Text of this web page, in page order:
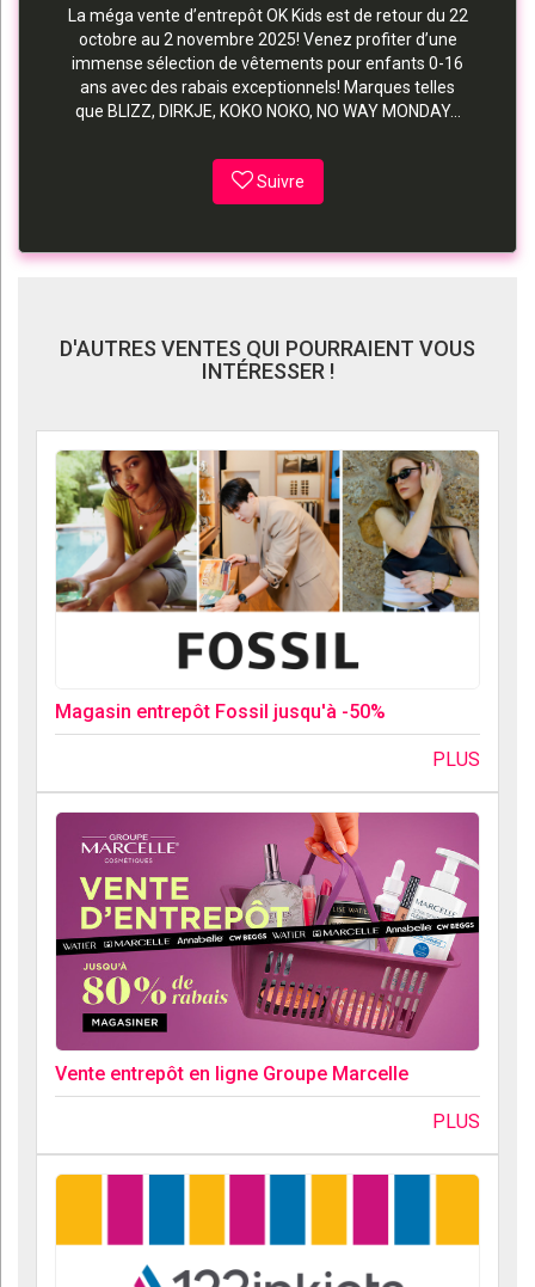
La méga vente d’entrepôt OK Kids est de retour du 22
octobre au 2 novembre 2025! Venez profiter d’une
immense sélection de vêtements pour enfants 0-16
ans avec des rabais exceptionnels! Marques telles
que BLIZZ, DIRKJE, KOKO NOKO, NO WAY MONDAY...
Suivre
D'AUTRES VENTES QUI POURRAIENT VOUS
INTÉRESSER !
Magasin entrepôt Fossil jusqu'à -50%
PLUS
Vente entrepôt en ligne Groupe Marcelle
PLUS